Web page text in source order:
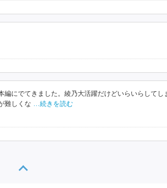
にでてきました。綾乃大活躍だけどいらいらしてし
難しくな …続きを読む